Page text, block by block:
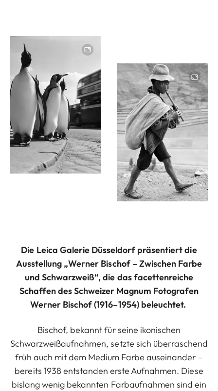
Die Leica Galerie Düsseldorf präsentiert die
Ausstellung „Werner Bischof – Zwischen Farbe
und Schwarzweiß“, die das facettenreiche
Schaffen des Schweizer Magnum Fotografen
Werner Bischof (1916–1954) beleuchtet.
Bischof, bekannt für seine ikonischen
Schwarzweißaufnahmen, setzte sich überraschend
früh auch mit dem Medium Farbe auseinander –
bereits 1938 entstanden erste Aufnahmen. Diese
bislang wenig bekannten Farbaufnahmen sind ein